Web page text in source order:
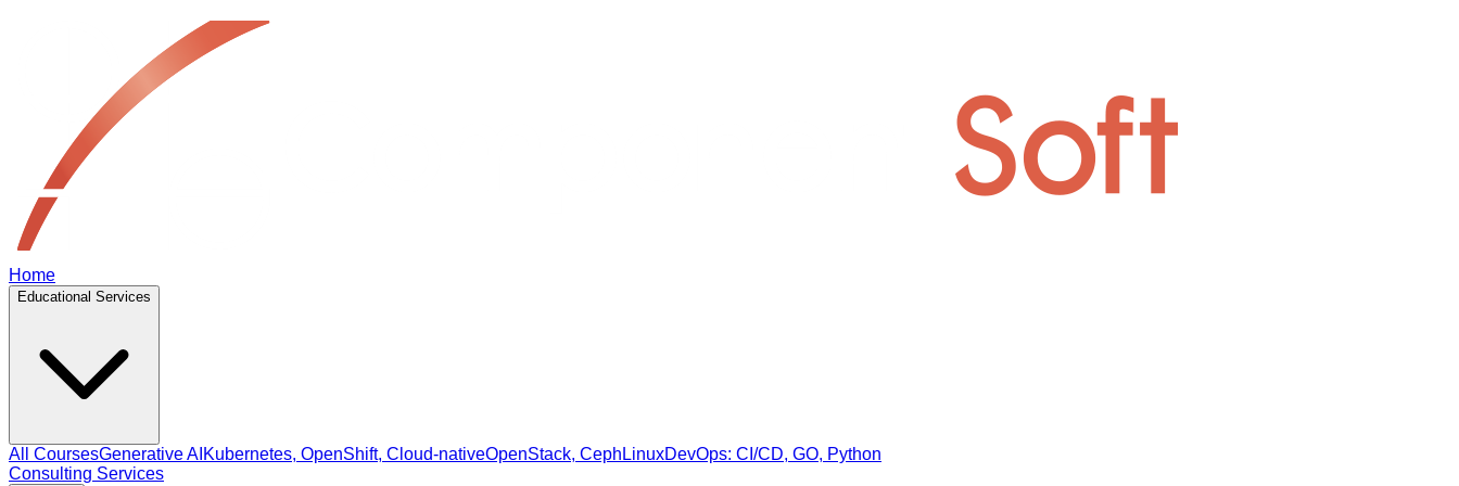
Home
Educational Services
All CoursesGenerative AI Kubernetes, OpenShift, Cloud‑nativeOpenStack, Ceph LinuxDevOps: CI/CD, GO, Python
Consulting Services